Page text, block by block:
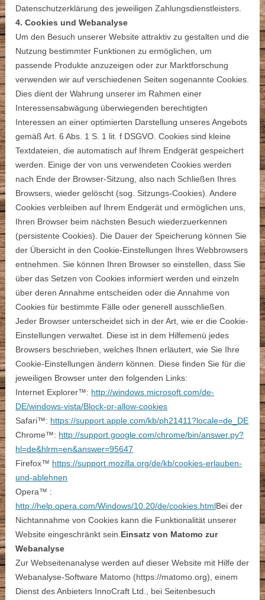
Datenschutzerklärung des jeweiligen Zahlungsdienstleisters.
4. Cookies und Webanalyse
Um den Besuch unserer Website attraktiv zu gestalten und die
Nutzung bestimmter Funktionen zu ermöglichen, um
passende Produkte anzuzeigen oder zur Marktforschung
verwenden wir auf verschiedenen Seiten sogenannte Cookies.
Dies dient der Wahrung unserer im Rahmen einer
Interessensabwägung überwiegenden berechtigten
Interessen an einer optimierten Darstellung unseres Angebots
gemäß Art. 6 Abs. 1 S. 1 lit. f DSGVO. Cookies sind kleine
Textdateien, die automatisch auf Ihrem Endgerät gespeichert
werden. Einige der von uns verwendeten Cookies werden
nach Ende der Browser-Sitzung, also nach Schließen Ihres
Browsers, wieder gelöscht (sog. Sitzungs-Cookies). Andere
Cookies verbleiben auf Ihrem Endgerät und ermöglichen uns,
Ihren Browser beim nächsten Besuch wiederzuerkennen
(persistente Cookies). Die Dauer der Speicherung können Sie
der Übersicht in den Cookie-Einstellungen Ihres Webbrowsers
entnehmen. Sie können Ihren Browser so einstellen, dass Sie
über das Setzen von Cookies informiert werden und einzeln
über deren Annahme entscheiden oder die Annahme von
Cookies für bestimmte Fälle oder generell ausschließen.
Jeder Browser unterscheidet sich in der Art, wie er die Cookie-
Einstellungen verwaltet. Diese ist in dem Hilfemenü jedes
Browsers beschrieben, welches Ihnen erläutert, wie Sie Ihre
Cookie-Einstellungen ändern können. Diese finden Sie für die
jeweiligen Browser unter den folgenden Links:
Internet Explorer™: http://windows.microsoft.com/de-
DE/windows-vista/Block-or-allow-cookies
Safari™: https://support.apple.com/kb/ph21411?locale=de_DE
Chrome™: http://support.google.com/chrome/bin/answer.py?
hl=de&hlrm=en&answer=95647
Firefox™ https://support.mozilla.org/de/kb/cookies-erlauben-
und-ablehnen
Opera™ :
http://help.opera.com/Windows/10.20/de/cookies.htmlBei der
Nichtannahme von Cookies kann die Funktionalität unserer
Website eingeschränkt sein.Einsatz von Matomo zur
Webanalyse
Zur Webseitenanalyse werden auf dieser Website mit Hilfe der
Webanalyse-Software Matomo (https://matomo.org), einem
Dienst des Anbieters InnoCraft Ltd., bei Seitenbesuch